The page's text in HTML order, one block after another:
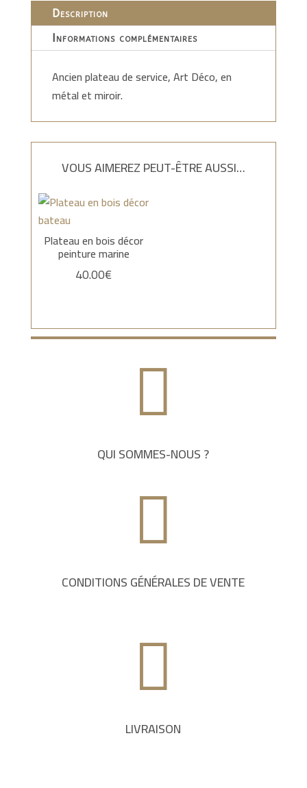
Description
Informations complémentaires
Ancien plateau de service, Art Déco, en
métal et miroir.
VOUS AIMEREZ PEUT-ÊTRE AUSSI…
Plateau en bois décor
peinture marine
40.00€

QUI SOMMES-NOUS ?

CONDITIONS GÉNÉRALES DE VENTE

LIVRAISON